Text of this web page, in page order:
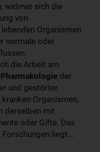
widmet sich die
von
Organismen
normale oder
die Arbeit am
Pharmakologie der
und gestörter
Organismen,
derselben mit
oder Gifte. Das
liegt...